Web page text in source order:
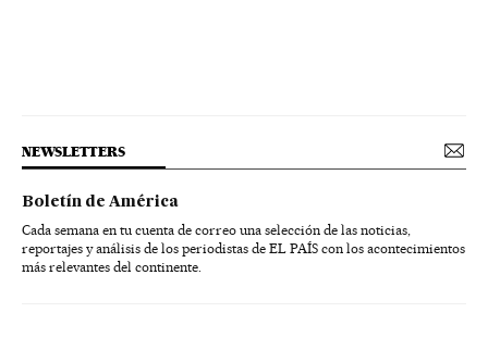
NEWSLETTERS
Boletín de América
Cada semana en tu cuenta de correo una selección de las noticias,
reportajes y análisis de los periodistas de EL PAÍS con los acontecimientos
más relevantes del continente.